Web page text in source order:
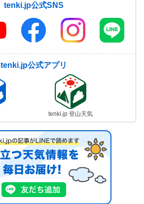
tenki.jp公式SNS
tenki.jp公式アプリ
tenki.jp 登山天気